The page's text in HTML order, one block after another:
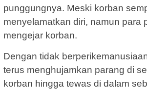
punggungnya. Meski korban
menyelamatkan diri, namun para
mengejar korban.
Dengan tidak
terus menghujamkan parang di
korban hingga tewas di dalam